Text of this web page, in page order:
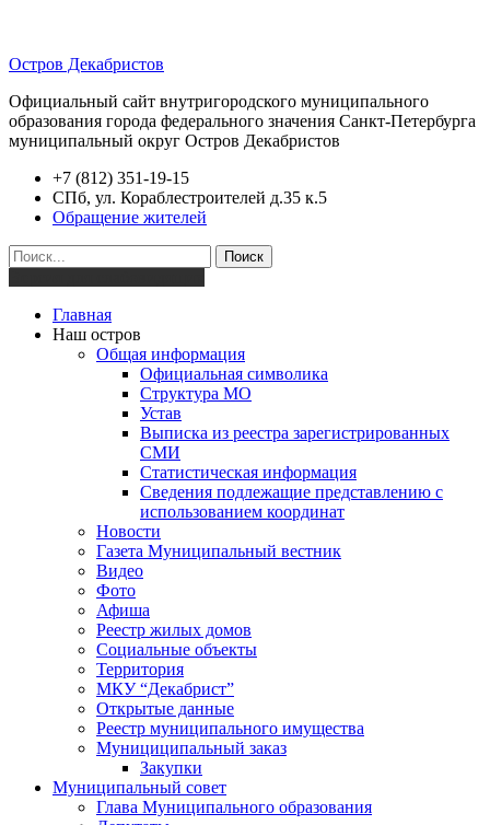
Остров Декабристов
Официальный сайт внутригородского муниципального
образования города федерального значения Санкт-Петербурга
муниципальный округ Остров Декабристов
+7 (812) 351-19-15
СПб, ул. Кораблестроителей д.35 к.5
Обращение жителей
Поиск
Главная
Наш остров
Общая информация
Официальная символика
Структура МО
Устав
Выписка из реестра зарегистрированных
СМИ
Статистическая информация
Сведения подлежащие представлению с
использованием координат
Новости
Газета Муниципальный вестник
Видео
Фото
Афиша
Реестр жилых домов
Социальные объекты
Территория
МКУ “Декабрист”
Открытые данные
Реестр муниципального имущества
Мунициципальный заказ
Закупки
Муниципальный совет
Глава Муниципального образования